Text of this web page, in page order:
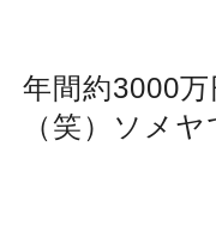
年間約3000
（笑）ソメヤ